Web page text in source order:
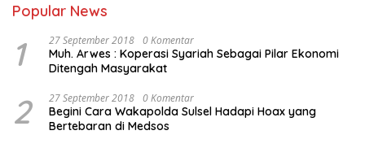
Popular News
1 27 September 2018 0 Komentar
Muh. Arwes : Koperasi Syariah Sebagai Pilar Ekonomi
Ditengah Masyarakat
2 27 September 2018 0 Komentar
Begini Cara Wakapolda Sulsel Hadapi Hoax yang
Bertebaran di Medsos